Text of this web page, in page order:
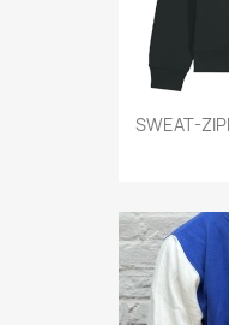
SWEAT-